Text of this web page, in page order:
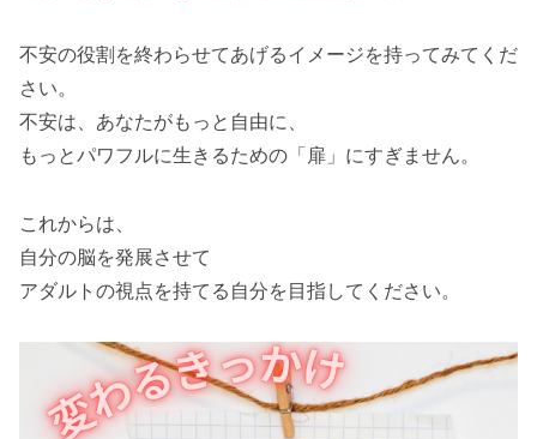
不安の役割を終わらせてあげるイメージを持ってみてくだ
さい。
不安は、あなたがもっと自由に、
もっとパワフルに生きるための「扉」にすぎません。
これからは、
自分の脳を発展させて
アダルトの視点を持てる自分を目指してください。